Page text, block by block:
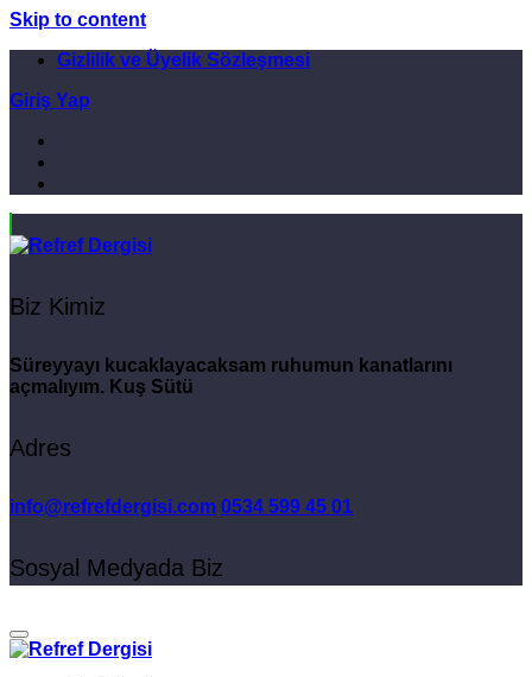
Skip to content
Gizlilik ve Üyelik Sözleşmesi
Giriş Yap
Biz Kimiz
Süreyyayı kucaklayacaksam ruhumun kanatlarını
açmalıyım. Kuş Sütü
Adres
info@refrefdergisi.com 0534 599 45 01
Sosyal Medyada Biz